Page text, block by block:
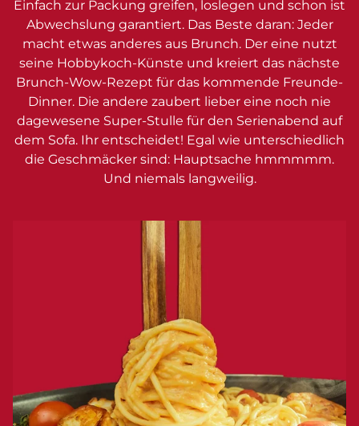
Einfach zur Packung greifen, loslegen und schon ist
Abwechslung garantiert. Das Beste daran: Jeder
macht etwas anderes aus Brunch. Der eine nutzt
seine Hobbykoch-Künste und kreiert das nächste
Brunch-Wow-Rezept für das kommende Freunde-
Dinner. Die andere zaubert lieber eine noch nie
dagewesene Super-Stulle für den Serienabend auf
dem Sofa. Ihr entscheidet! Egal wie unterschiedlich
die Geschmäcker sind: Hauptsache hmmmmm.
Und niemals langweilig.